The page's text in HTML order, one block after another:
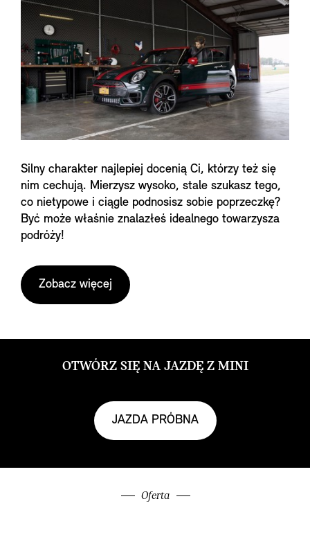
Silny charakter najlepiej docenią Ci, którzy też się
nim cechują. Mierzysz wysoko, stale szukasz tego,
co nietypowe i ciągle podnosisz sobie poprzeczkę?
Być może właśnie znalazłeś idealnego towarzysza
podróży!
Zobacz więcej
OTWÓRZ SIĘ NA JAZDĘ Z MINI
JAZDA PRÓBNA
Oferta